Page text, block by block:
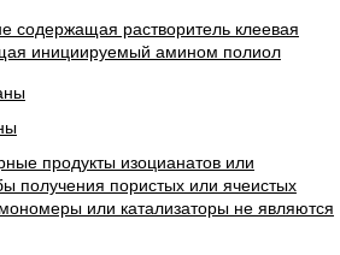
продукты изоцианатов или
получения пористых или ячеистых
или катализаторы не являются